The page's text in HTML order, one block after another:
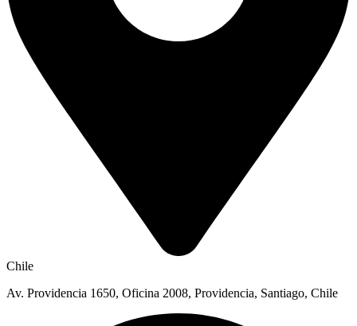
Chile
Av. Providencia 1650, Oficina 2008, Providencia, Santiago, Chile